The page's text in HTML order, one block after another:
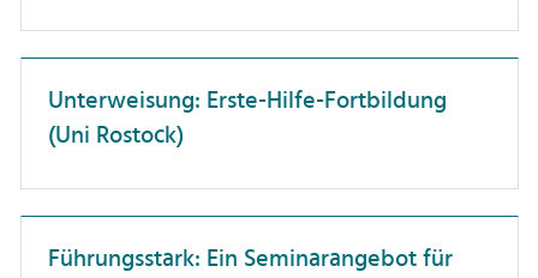
Personalwesen
Selbstmanagement
Vielfalt
Wissenschaftskommunikation
Unterweisung: Erste-Hilfe-Fortbildung
(Uni Rostock)
Führungsstark: Ein Seminarangebot für